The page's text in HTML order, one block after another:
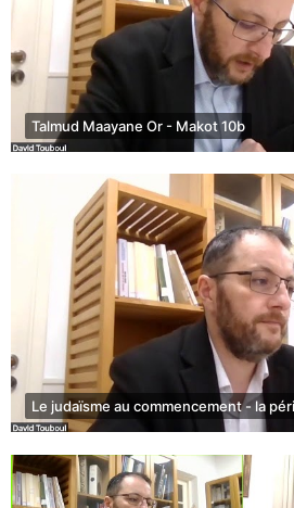
Talmud Maayane Or - Makot 10b
Le judaïsme au commencement - la